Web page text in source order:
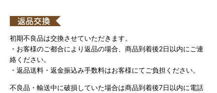
初期不良品は交換させていただきます。
・お客様のご都合により返品の場合、商品到着後2日以内にご連
絡ください。
・返品送料・返金振込み手数料はお客様にてご負担ください。
不良品・輸送中に破損していた場合は商品到着後7日以内に電話